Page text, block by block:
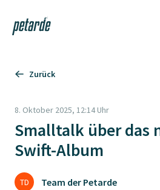
Zur Startseite
Zurück
8. Oktober 2025, 12:14 Uhr
Smalltalk über das
Swift-Album
TD Team der Petarde